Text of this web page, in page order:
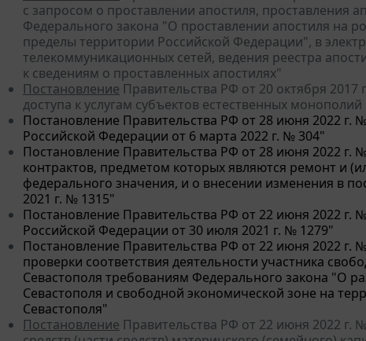
с запросом о проставлении апостиля, проставления
Федерального закона "О проставлении апостиля на
пределы территории Российской Федерации", в
телекоммуникационных сетей, ведения реестра
к сведениям о проставленных апостилях"
Постановление Правительства РФ от 20 октября
доступа к услугам субъектов естественных монополий
Постановление Правительства РФ от 28 июня 2022 г.
Российской Федерации от 6 марта 2022 г. № 304"
Постановление Правительства РФ от 28 июня 2022
контрактов, предметом которых являются ремонт и
федерального значения, и о внесении изменения в
2021 г. № 1315"
Постановление Правительства РФ от 22 июня 2022
Российской Федерации от 30 июля 2021 г. № 1279"
Постановление Правительства РФ от 22 июня 2022
проверки соответствия деятельности участника
Севастополя требованиям Федерального закона "О
Севастополя и свободной экономической зоне на
Севастополя"
Постановление Правительства РФ от 22 июня 2022 г.